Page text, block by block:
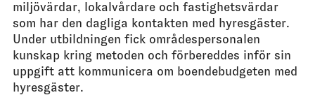
miljövärdar, lokalvårdare och fastighetsvärdar
som har den dagliga kontakten med hyresgäster.
Under utbildningen fick områdespersonalen
kunskap kring metoden och förbereddes inför sin
uppgift att kommunicera om boendebudgeten med
hyresgäster.